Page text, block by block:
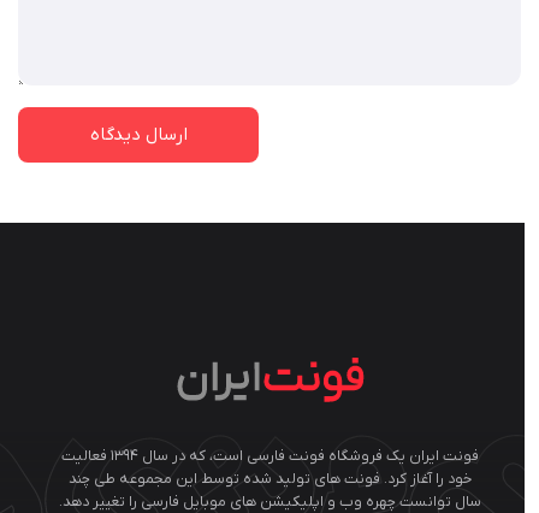
فونت ایران یک فروشگاه فونت فارسی است، که در سال ۱۳۹۴ فعالیت
خود را آغاز کرد. فونت های تولید شده توسط این مجموعه طی چند
توانست چهره وب و اپلیکیشن های موبایل فارسی را تغییر دهد.